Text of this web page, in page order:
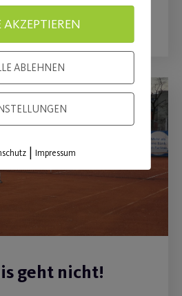
geht nicht!
AKZEPTIEREN
ABLEHNEN
|Impressum